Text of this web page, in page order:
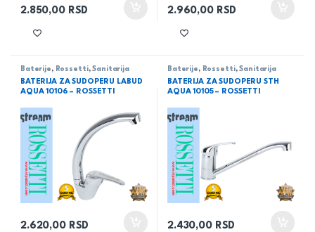
2.850,00 RSD 2.960,00 RSD
Baterije , Rossetti,Sanitarija
BATERIJA ZA SUDOPERU LABUD
AQUA 10106 – ROSSETTI
2.620,00 RSD
Baterije , Rossetti,Sanitarija
BATERIJA ZA SUDOPERU STH
AQUA 10105 – ROSSETTI
2.430,00 RSD